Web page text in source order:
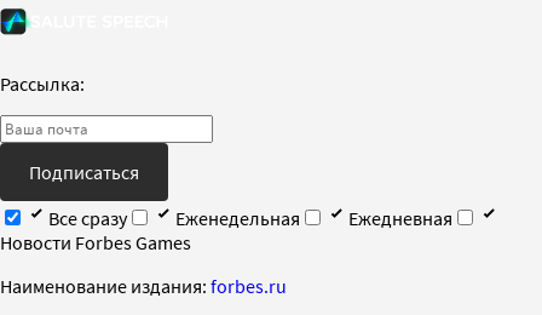
Рассылка:
Подписаться
Все сразу
Еженедельная
Ежедневная
Новости Forbes Games
Наименование издания: forbes.ru